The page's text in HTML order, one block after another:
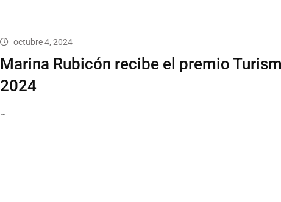
octubre 4, 2024
Marina Rubicón recibe el premio
2024
…